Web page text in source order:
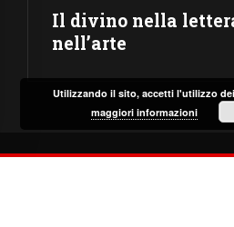
Il divino nella
nell’arte
Utilizzando il sito, accetti l'utilizzo
maggiori informazioni